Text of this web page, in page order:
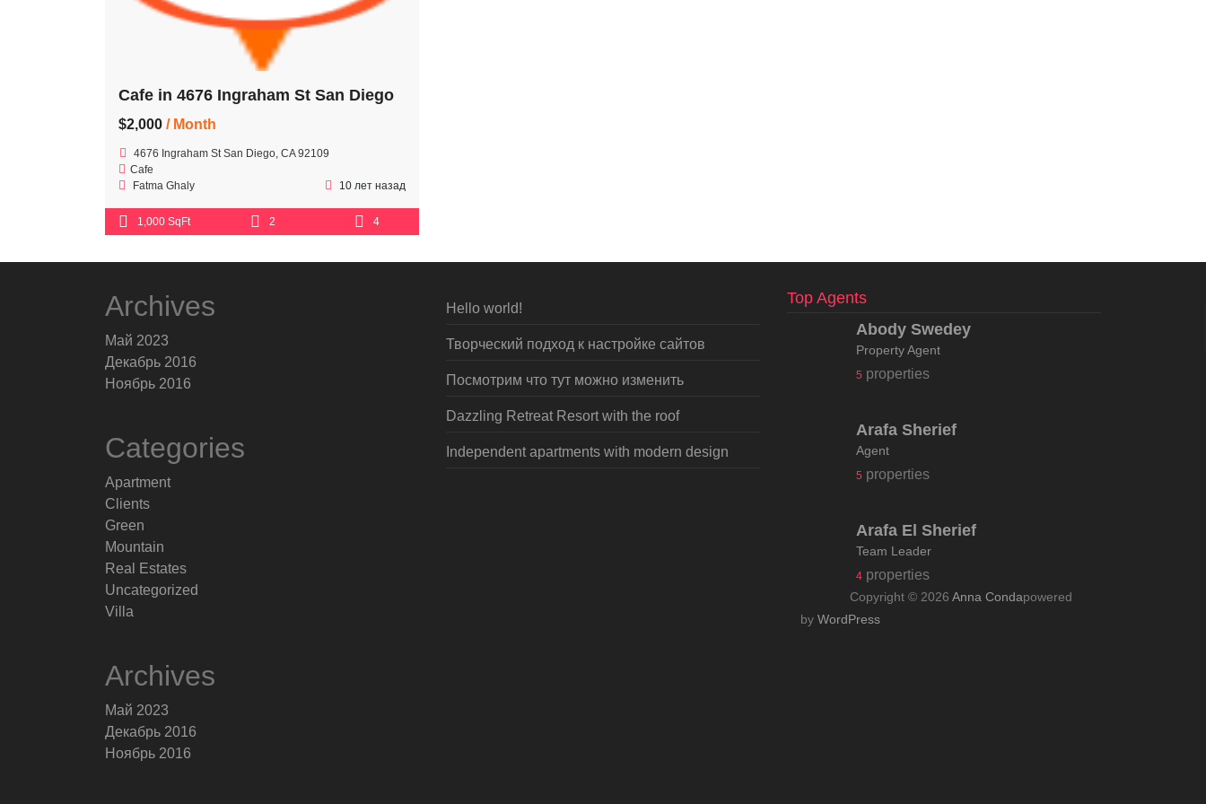
Cafe in 4676 Ingraham St San Diego
$2,000 / Month
4676 Ingraham St San Diego, CA 92109
Cafe
Fatma Ghaly
10 лет назад
1,000 SqFt 2 4
Archives
Май 2023
Декабрь 2016
Ноябрь 2016
Categories
Apartment
Clients
Green
Mountain
Real Estates
Uncategorized
Villa
Archives
Май 2023
Декабрь 2016
Ноябрь 2016
Hello world!
Творческий подход к настройке сайтов
Посмотрим что тут можно изменить
Dazzling Retreat Resort with the roof
Independent apartments with modern design
Top Agents
Abody Swedey
Property Agent
5 properties
Arafa Sherief
Agent
5 properties
Arafa El Sherief
Team Leader
4 properties
Copyright © 2026 Anna Condapowered
by WordPress